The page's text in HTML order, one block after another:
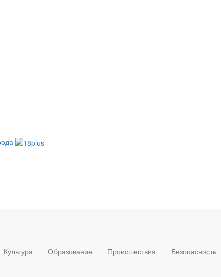
Культура Образование Происшествия Безопасность